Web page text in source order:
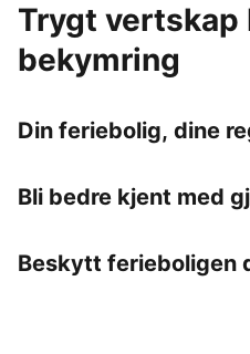
Trygt vertskap
bekymring
Din feriebolig, dine
Bli bedre kjent med
Beskytt ferieboligen